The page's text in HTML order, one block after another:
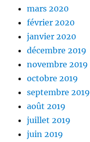
mars 2020
février 2020
janvier 2020
décembre 2019
novembre 2019
octobre 2019
septembre 2019
août 2019
juillet 2019
juin 2019